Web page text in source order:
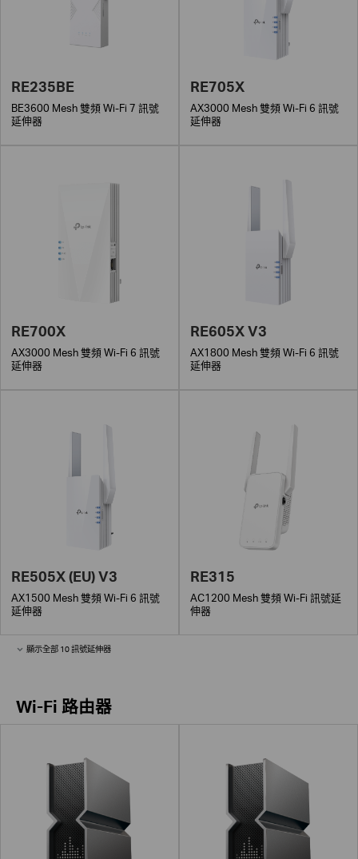
RE235BE
BE3600 Mesh 雙頻 Wi-Fi 7 訊號
延伸器
RE705X
AX3000 Mesh 雙頻 Wi-Fi 6 訊號
延伸器
RE700X
AX3000 Mesh 雙頻 Wi-Fi 6 訊號
延伸器
RE605X V3
AX1800 Mesh 雙頻 Wi-Fi 6 訊號
延伸器
RE505X (EU) V3
AX1500 Mesh 雙頻 Wi-Fi 6 訊號
延伸器
RE315
AC1200 Mesh 雙頻 Wi-Fi 訊號延
伸器
顯示全部 10 訊號延伸器
Wi-Fi 路由器